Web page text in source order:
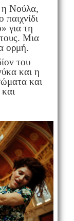
Νούλα,
για τη
Μια
ορμή.
του
και η
και